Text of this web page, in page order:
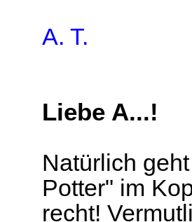
A. T.
Liebe A...!
Natürlich
Potter" im
recht!